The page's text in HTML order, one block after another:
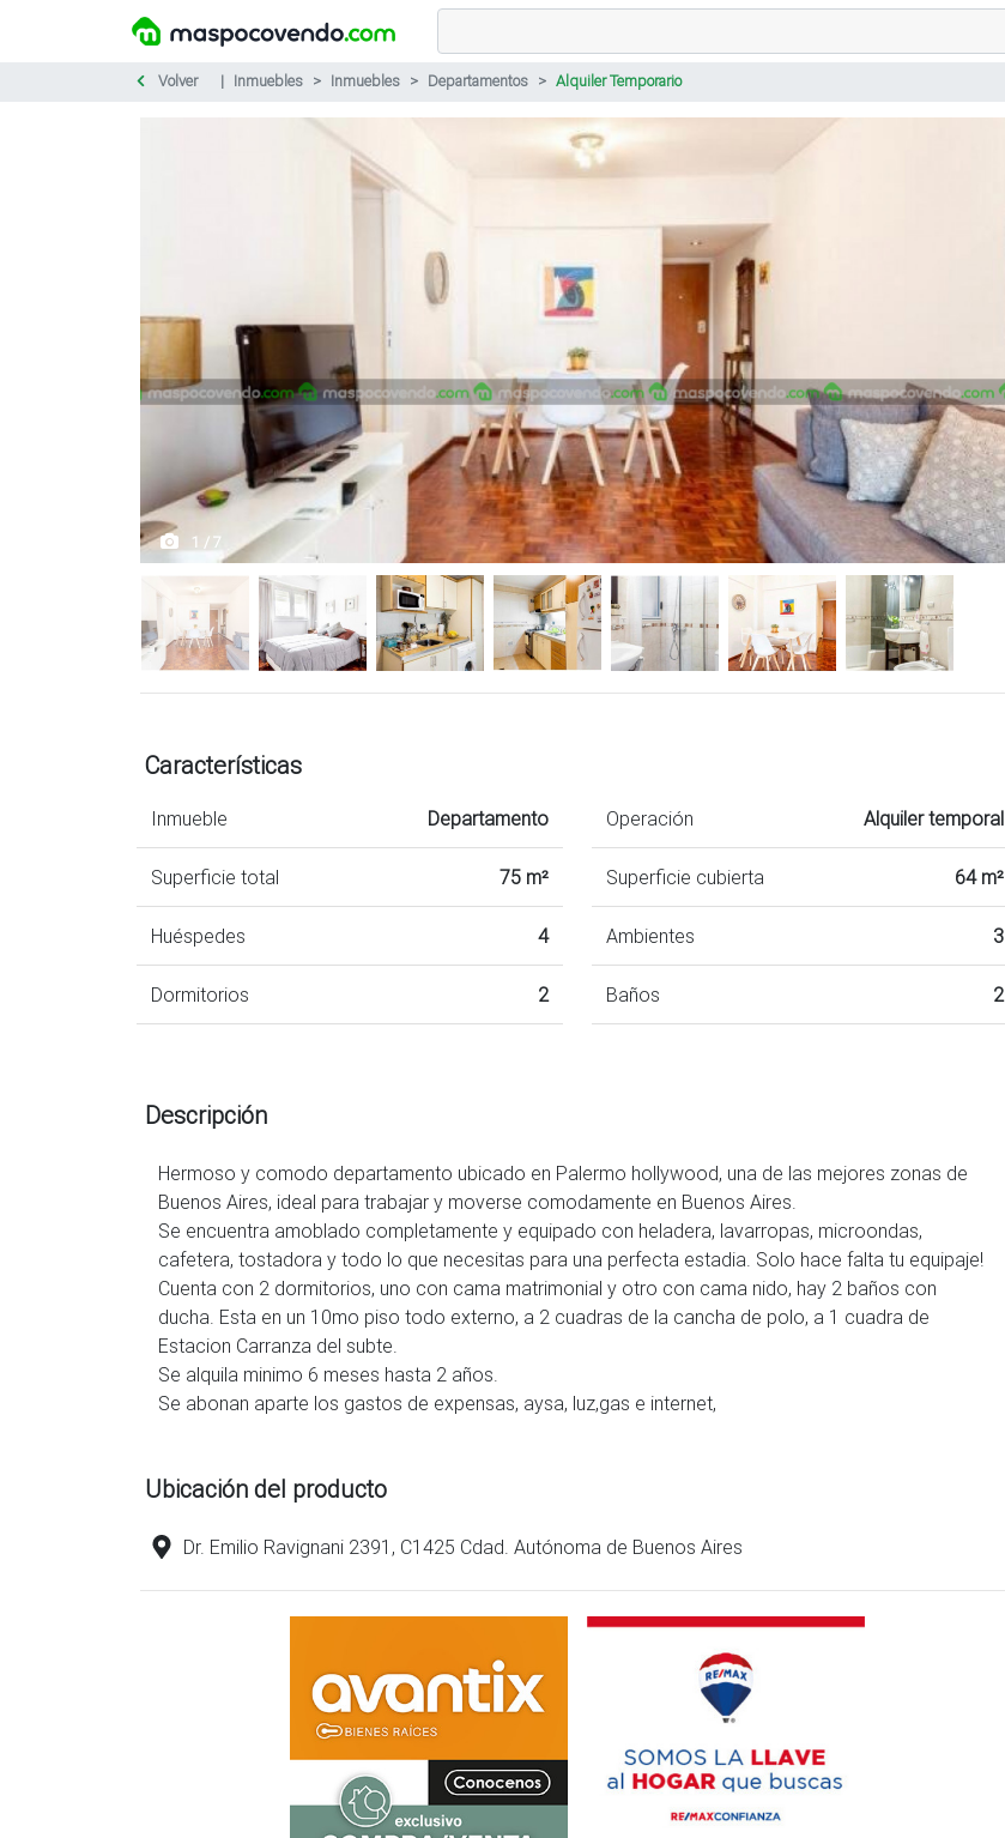
Volver Inmuebles Inmuebles Departamentos Alquiler Temporario
1 / 7
Características
Inmueble Departamento
Superficie total 75 m²
Huéspedes 4
Dormitorios 2
Operación Alquiler temporal
Superficie cubierta 64 m²
Ambientes 3
Baños 2
Descripción
Hermoso y comodo departamento ubicado en Palermo hollywood, una de las mejores zonas de
Buenos Aires, ideal para trabajar y moverse comodamente en Buenos Aires.
Se encuentra amoblado completamente y equipado con heladera, lavarropas, microondas,
cafetera, tostadora y todo lo que necesitas para una perfecta estadia. Solo hace falta tu equipaje!
Cuenta con 2 dormitorios, uno con cama matrimonial y otro con cama nido, hay 2 baños con
ducha. Esta en un 10mo piso todo externo, a 2 cuadras de la cancha de polo, a 1 cuadra de
Estacion Carranza del subte.
Se alquila minimo 6 meses hasta 2 años.
Se abonan aparte los gastos de expensas, aysa, luz,gas e internet,
Ubicación del producto
Dr. Emilio Ravignani 2391, C1425 Cdad. Autónoma de Buenos Aires